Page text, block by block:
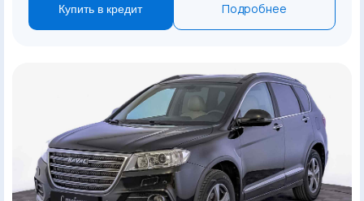
Купить в кредит Подробнее